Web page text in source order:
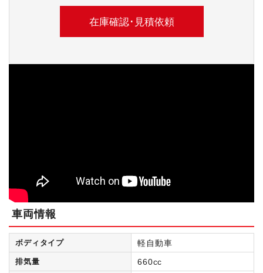
車両情報
ボディタイプ 軽自動車
排気量 660cc